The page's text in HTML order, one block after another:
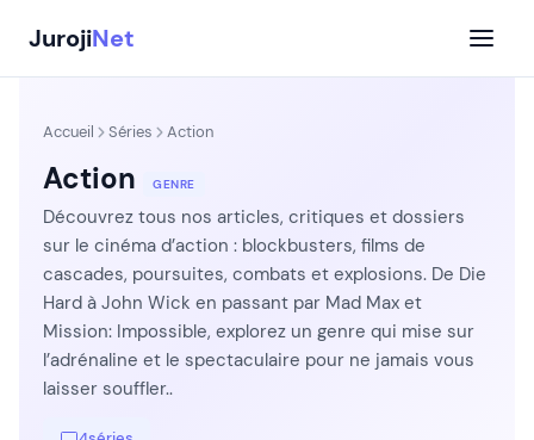
contenu
JurojiNet
Accueil Séries Action
Action GENRE
Découvrez tous nos articles, critiques et dossiers
sur le cinéma d’action : blockbusters, films de
cascades, poursuites, combats et explosions. De Die
Hard à John Wick en passant par Mad Max et
Mission: Impossible, explorez un genre qui mise sur
l’adrénaline et le spectaculaire pour ne jamais vous
laisser souffler..